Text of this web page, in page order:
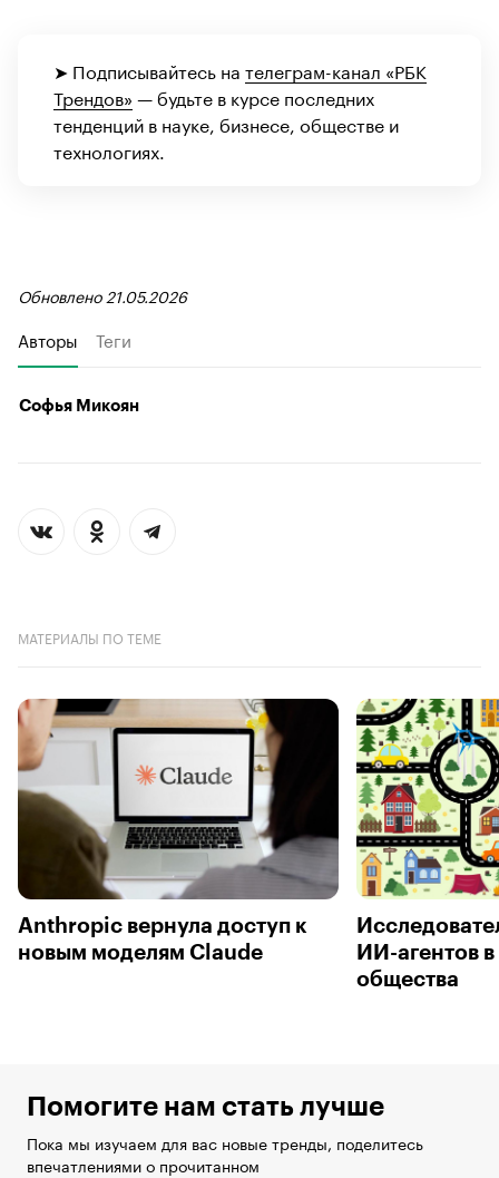
➤ Подписывайтесь на телеграм-канал «РБК
Трендов» — будьте в курсе последних
тенденций в науке, бизнесе, обществе и
технологиях.
Обновлено 21.05.2026
Авторы Теги
Софья Микоян
МАТЕРИАЛЫ ПО ТЕМЕ
Anthropic вернула доступ к
новым моделям Claude
ИИ-агентов
общества
Помогите нам стать лучше
Пока мы изучаем для вас новые тренды, поделитесь
впечатлениями о прочитанном